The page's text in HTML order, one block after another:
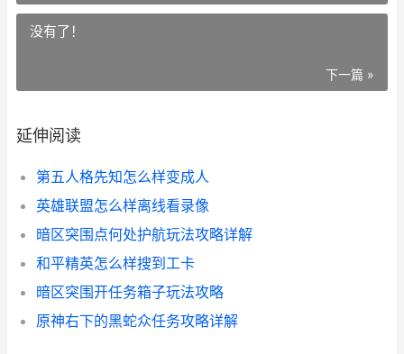
没有了！
下一篇 »
延伸阅读
第五人格先知怎么样变成人
英雄联盟怎么样离线看录像
暗区突围点何处护航玩法攻略详解
和平精英怎么样搜到工卡
暗区突围开任务箱子玩法攻略
原神右下的黑蛇众任务攻略详解